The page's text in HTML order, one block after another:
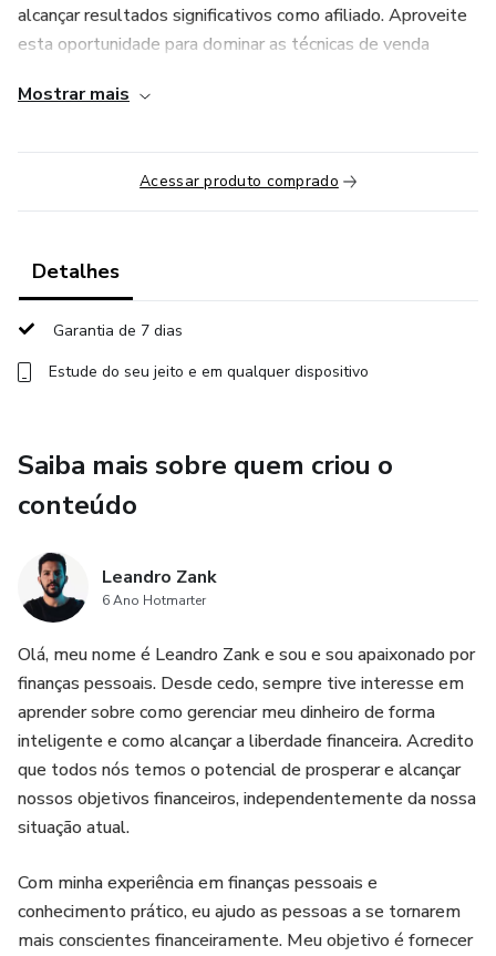
alcançar resultados significativos como afiliado. Aproveite
esta oportunidade para dominar as técnicas de venda
dê os primeiros passos rumo ao sucesso como afiliado de
"Esse produto é comercializado através da Hotmart. A
plataforma não faz controle editorial prévio dos produtos
experiência daqueles que os produzem. A existência de um
produto e sua aquisição, através plataforma, não podem
ser consideradas como garantia de qualidade de conteúdo
e resultado, em qualquer hipótese. Ao adquiri-lo, o
comprador declara estar ciente dessas informações. Os
(Link para anexo na palavra AQUI:
Mostrar mais
Acessar produto comprado
Detalhes
Garantia de 7 dias
Estude do seu jeito e em qualquer dispositivo
Saiba mais sobre quem criou o
conteúdo
Leandro Zank
6 Ano Hotmarter
Olá, meu nome é Leandro Zank e sou e sou apaixonado por
finanças pessoais. Desde cedo, sempre tive interesse em
aprender sobre como gerenciar meu dinheiro de forma
inteligente e como alcançar a liberdade financeira. Acredito
que todos nós temos o potencial de prosperar e alcançar
nossos objetivos financeiros, independentemente da nossa
situação atual.
Com minha experiência em finanças pessoais e
conhecimento prático, eu ajudo as pessoas a se tornarem
mais conscientes financeiramente. Meu objetivo é fornecer